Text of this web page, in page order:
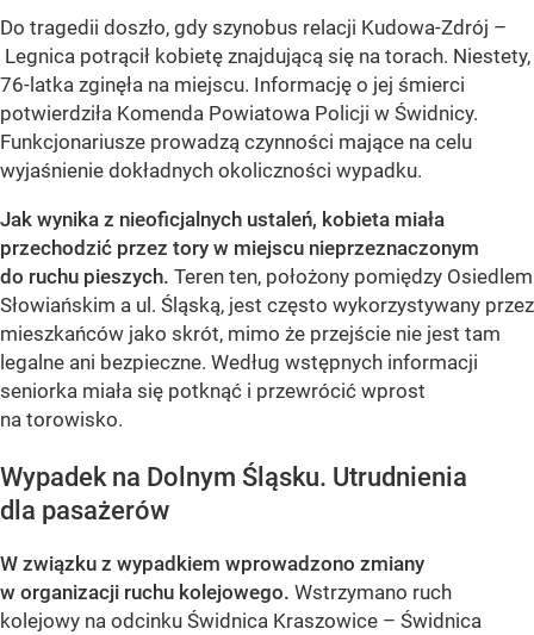
Do tragedii doszło, gdy szynobus relacji Kudowa-Zdrój –
Legnica potrącił kobietę znajdującą się na torach. Niestety,
76-latka zginęła na miejscu. Informację o jej śmierci
potwierdziła Komenda Powiatowa Policji w Świdnicy.
Funkcjonariusze prowadzą czynności mające na celu
wyjaśnienie dokładnych okoliczności wypadku.
Jak wynika z nieoficjalnych ustaleń, kobieta miała
przechodzić przez tory w miejscu nieprzeznaczonym
do ruchu pieszych. Teren ten, położony pomiędzy Osiedlem
Słowiańskim a ul. Śląską, jest często wykorzystywany przez
mieszkańców jako skrót, mimo że przejście nie jest tam
legalne ani bezpieczne. Według wstępnych informacji
seniorka miała się potknąć i przewrócić wprost
na torowisko.
Wypadek na Dolnym Śląsku. Utrudnienia
dla pasażerów
W związku z wypadkiem wprowadzono zmiany
w organizacji ruchu kolejowego. Wstrzymano ruch
kolejowy na odcinku Świdnica Kraszowice – Świdnica